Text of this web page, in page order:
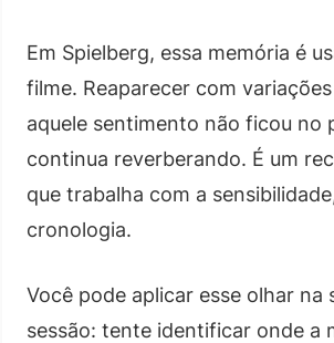
Em Spielberg, essa memória é
filme. Reaparecer com
aquele sentimento não ficou no
continua reverberando. É um
que trabalha com a
cronologia.
Você pode aplicar esse olhar na
sessão: tente identificar onde a